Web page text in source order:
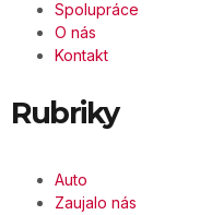
Spolupráce
O nás
Kontakt
Rubriky
Auto
Zaujalo nás